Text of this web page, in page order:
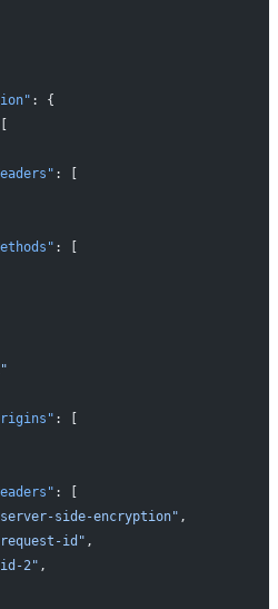
: {
: [
: [
: [
: [
side-encryption"
,
id"
,
2"
,